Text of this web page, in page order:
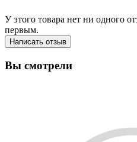
У этого товара нет ни одного
первым.
Написать отзыв
Вы смотрели